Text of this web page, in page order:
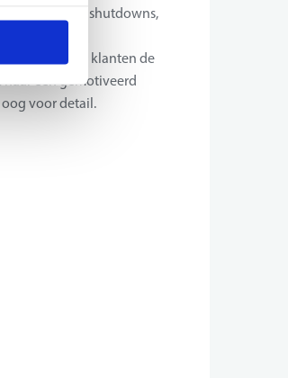
shutdowns,
werk om hun klanten de
een gemotiveerd
oog voor detail.